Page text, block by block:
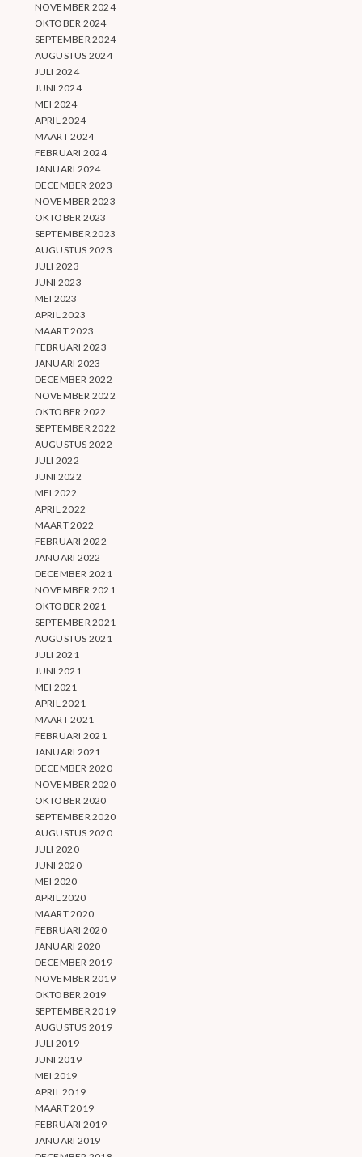
NOVEMBER 2024
OKTOBER 2024
SEPTEMBER 2024
AUGUSTUS 2024
JULI 2024
JUNI 2024
MEI 2024
APRIL 2024
MAART 2024
FEBRUARI 2024
JANUARI 2024
DECEMBER 2023
NOVEMBER 2023
OKTOBER 2023
SEPTEMBER 2023
AUGUSTUS 2023
JULI 2023
JUNI 2023
MEI 2023
APRIL 2023
MAART 2023
FEBRUARI 2023
JANUARI 2023
DECEMBER 2022
NOVEMBER 2022
OKTOBER 2022
SEPTEMBER 2022
AUGUSTUS 2022
JULI 2022
JUNI 2022
MEI 2022
APRIL 2022
MAART 2022
FEBRUARI 2022
JANUARI 2022
DECEMBER 2021
NOVEMBER 2021
OKTOBER 2021
SEPTEMBER 2021
AUGUSTUS 2021
JULI 2021
JUNI 2021
MEI 2021
APRIL 2021
MAART 2021
FEBRUARI 2021
JANUARI 2021
DECEMBER 2020
NOVEMBER 2020
OKTOBER 2020
SEPTEMBER 2020
AUGUSTUS 2020
JULI 2020
JUNI 2020
MEI 2020
APRIL 2020
MAART 2020
FEBRUARI 2020
JANUARI 2020
DECEMBER 2019
NOVEMBER 2019
OKTOBER 2019
SEPTEMBER 2019
AUGUSTUS 2019
JULI 2019
JUNI 2019
MEI 2019
APRIL 2019
MAART 2019
FEBRUARI 2019
JANUARI 2019